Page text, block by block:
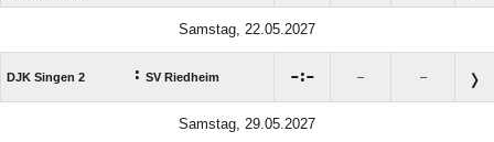
Samstag, 22.05.2027
DJK Singen 2 : SV Riedheim : – –
Samstag, 29.05.2027